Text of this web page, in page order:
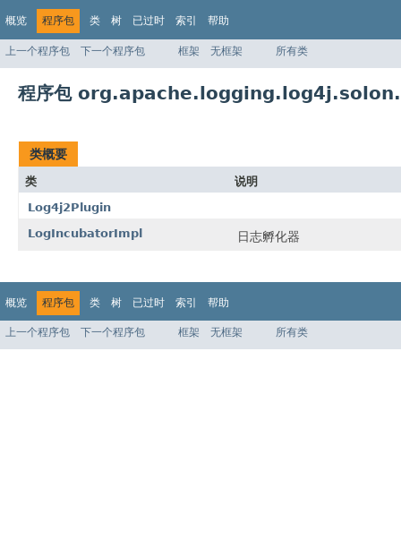
概览 程序包 类 树 已过时 索引 帮助
上一个程序包 下一个程序包 框架 无框架 所有类
程序包
类概要
类
说明
Log4j2Plugin
LogIncubatorImpl
日志孵化器
概览 程序包 类 树 已过时 索引 帮助
上一个程序包 下一个程序包 框架 无框架 所有类